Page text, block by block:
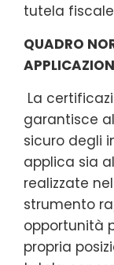
tutela
QUADRO
La
garantisce
sicuro degli
applica sia
realizzate
strumento
opportunità
propria